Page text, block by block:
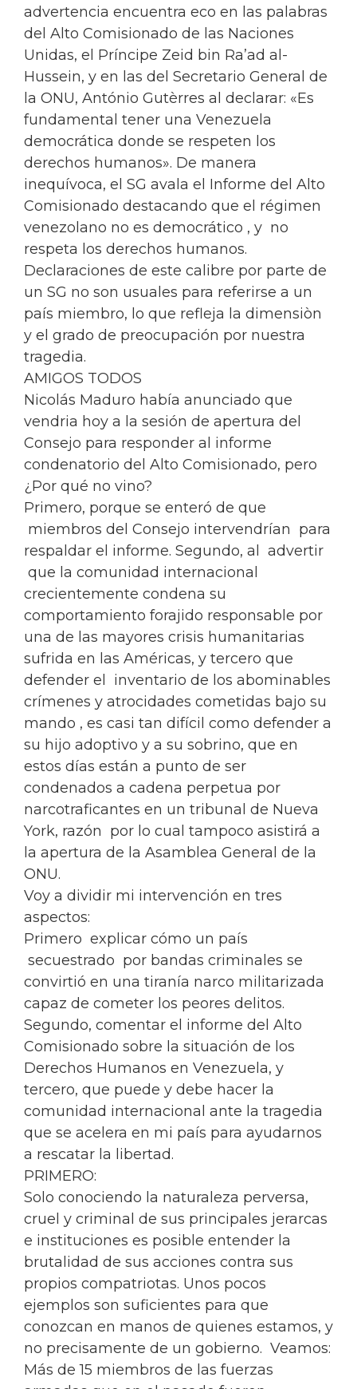
advertencia encuentra eco en las palabras
del Alto Comisionado de las Naciones
Unidas, el Príncipe Zeid bin Ra’ad al-
Hussein, y en las del Secretario General de
la ONU, António Gutèrres al declarar: «Es
fundamental tener una Venezuela
democrática donde se respeten los
derechos humanos». De manera
inequívoca, el SG avala el Informe del Alto
Comisionado destacando que el régimen
venezolano no es democrático , y no
respeta los derechos humanos.
Declaraciones de este calibre por parte de
un SG no son usuales para referirse a un
país miembro, lo que refleja la dimensiòn
y el grado de preocupación por nuestra
tragedia.
AMIGOS TODOS
Nicolás Maduro había anunciado que
vendria hoy a la sesión de apertura del
Consejo para responder al informe
condenatorio del Alto Comisionado, pero
¿Por qué no vino?
Primero, porque se enteró de que
miembros del Consejo intervendrían para
respaldar el informe. Segundo, al advertir
que la comunidad internacional
crecientemente condena su
comportamiento forajido responsable por
una de las mayores crisis humanitarias
sufrida en las Américas, y tercero que
defender el inventario de los abominables
crímenes y atrocidades cometidas bajo su
mando , es casi tan difícil como defender a
su hijo adoptivo y a su sobrino, que en
estos días están a punto de ser
condenados a cadena perpetua por
narcotraficantes en un tribunal de Nueva
York, razón por lo cual tampoco asistirá a
la apertura de la Asamblea General de la
ONU.
Voy a dividir mi intervención en tres
aspectos:
Primero explicar cómo un país
secuestrado por bandas criminales se
convirtió en una tiranía narco militarizada
capaz de cometer los peores delitos.
Segundo, comentar el informe del Alto
Comisionado sobre la situación de los
Derechos Humanos en Venezuela, y
tercero, que puede y debe hacer la
comunidad internacional ante la tragedia
que se acelera en mi país para ayudarnos
a rescatar la libertad.
PRIMERO:
Solo conociendo la naturaleza perversa,
cruel y criminal de sus principales jerarcas
e instituciones es posible entender la
brutalidad de sus acciones contra sus
propios compatriotas. Unos pocos
ejemplos son suficientes para que
conozcan en manos de quienes estamos, y
no precisamente de un gobierno. Veamos:
Más de 15 miembros de las fuerzas